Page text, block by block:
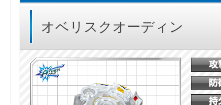
オベリスクオーディン